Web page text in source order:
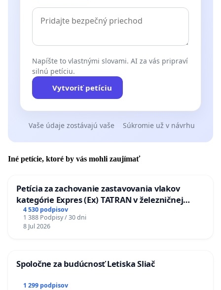
Napíšte to vlastnými slovami. AI za vás pripraví
silnú petíciu.
Vytvoriť petíciu
Vaše údaje zostávajú vaše Súkromie už v návrhu
Iné petície, ktoré by vás mohli zaujímať
Petícia za zachovanie zastavovania vlakov
kategórie Expres (Ex) TATRAN v železničnej
stanici Púchov
4 530 podpisov
1 388 Podpisy / 30 dni
8 Jul 2026
Spoločne za budúcnosť Letiska Sliač
1 299 podpisov